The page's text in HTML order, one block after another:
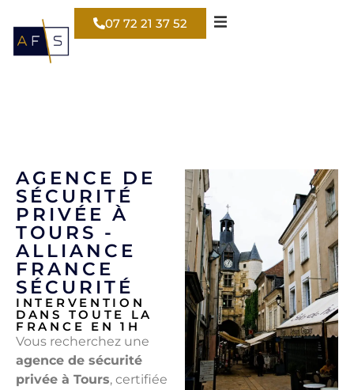
07 72 21 37 52
AGENCE DE
SÉCURITÉ
PRIVÉE À
TOURS -
ALLIANCE
FRANCE
SÉCURITÉ
INTERVENTION
DANS TOUTE LA
FRANCE EN 1H
Vous recherchez une
agence de sécurité
privée à Tours, certifiée